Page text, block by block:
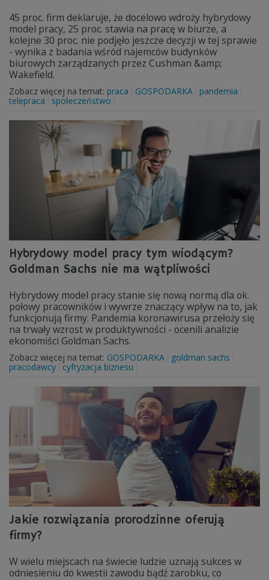
45 proc. firm deklaruje, że docelowo wdroży hybrydowy
model pracy, 25 proc. stawia na pracę w biurze, a
kolejne 30 proc. nie podjęło jeszcze decyzji w tej sprawie
- wynika z badania wśród najemców budynków
biurowych zarządzanych przez Cushman &amp;
Wakefield.
Zobacz więcej na temat: praca GOSPODARKA
pandemia
telepraca
społeczeństwo
Hybrydowy model pracy tym wiodącym?
Goldman Sachs nie ma wątpliwości
Hybrydowy model pracy stanie się nową normą dla ok.
połowy pracowników i wywrze znaczący wpływ na to, jak
funkcjonują firmy. Pandemia koronawirusa przełoży się
na trwały wzrost w produktywności - ocenili analizie
ekonomiści Goldman Sachs.
Zobacz więcej na temat: GOSPODARKA
goldman sachs
pracodawcy cyfryzacja biznesu
Jakie rozwiązania prorodzinne oferują
firmy?
W wielu miejscach na świecie ludzie uznają sukces w
odniesieniu do kwestii zawodu bądź zarobku, co